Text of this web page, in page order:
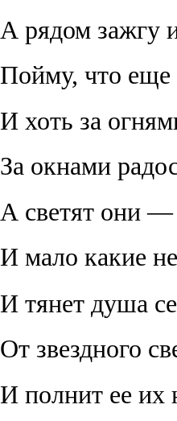
А рядом зажгу
Пойму, что еще
И хоть за
За окнами
А светят они —
И мало какие
И тянет душа
От звездного
И полнит ее их